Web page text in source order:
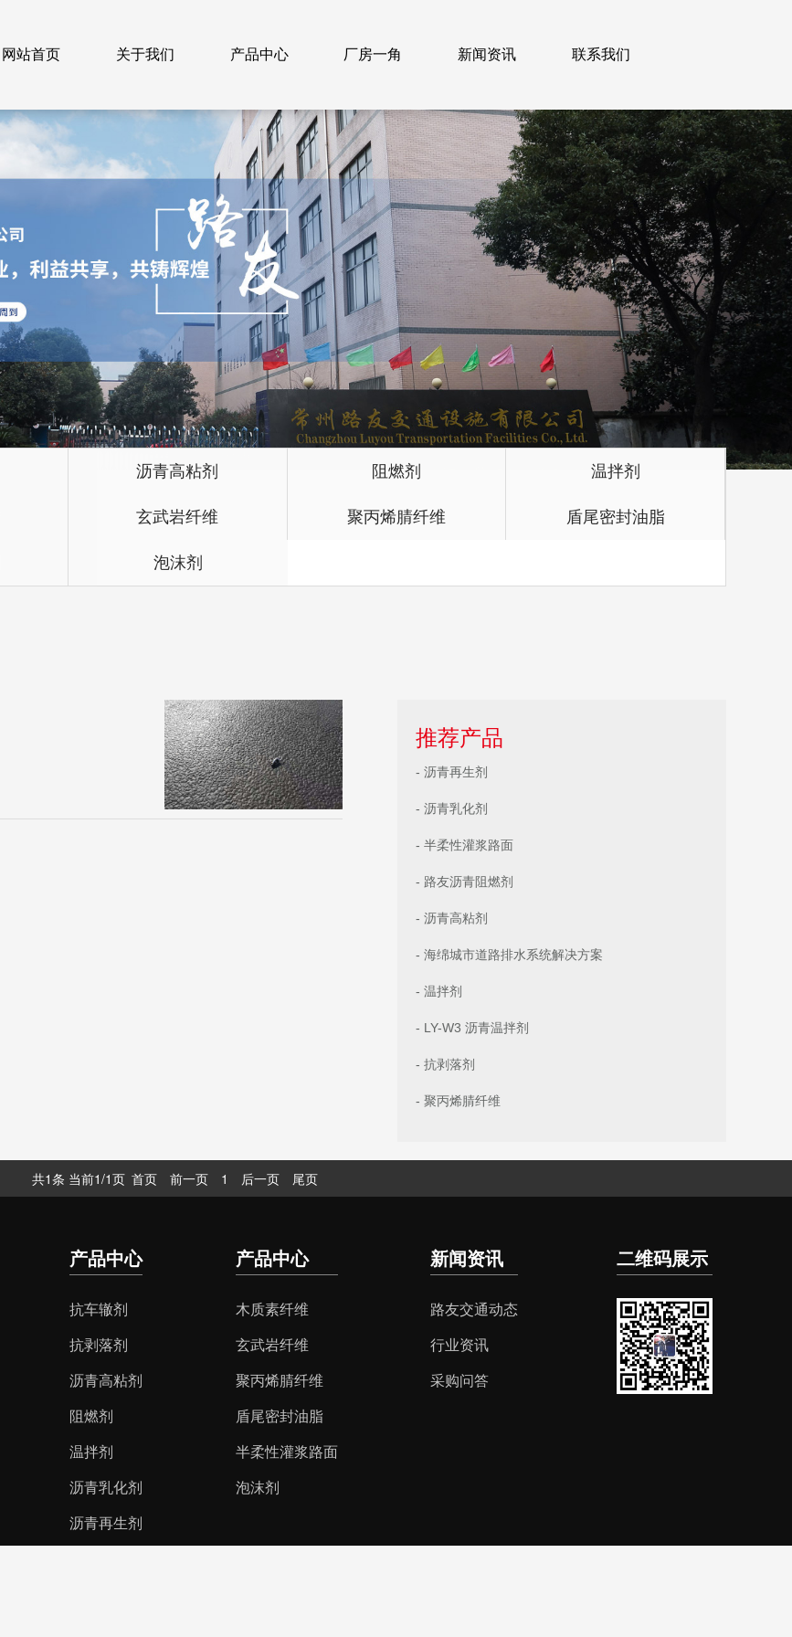
网站首页 关于我们 产品中心 厂房一角 新闻资讯 联系我们
沥青高粘剂 阻燃剂 温拌剂
玄武岩纤维 聚丙烯腈纤维 盾尾密封油脂
泡沫剂
推荐产品
- 沥青再生剂
- 沥青乳化剂
- 半柔性灌浆路面
- 路友沥青阻燃剂
- 沥青高粘剂
- 海绵城市道路排水系统解决方案
- 温拌剂
- LY-W3 沥青温拌剂
- 抗剥落剂
- 聚丙烯腈纤维
共1条 当前1/1页 首页 前一页 1 后一页 尾页
产品中心
抗车辙剂
抗剥落剂
沥青高粘剂
阻燃剂
温拌剂
沥青乳化剂
沥青再生剂
产品中心
木质素纤维
玄武岩纤维
聚丙烯腈纤维
盾尾密封油脂
半柔性灌浆路面
泡沫剂
新闻资讯
路友交通动态
行业资讯
采购问答
二维码展示